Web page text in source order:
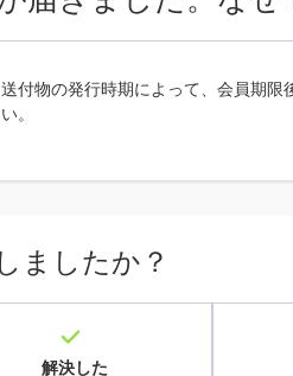
送付物の発行時期によって、会員期限
い。
ましたか？
解決した